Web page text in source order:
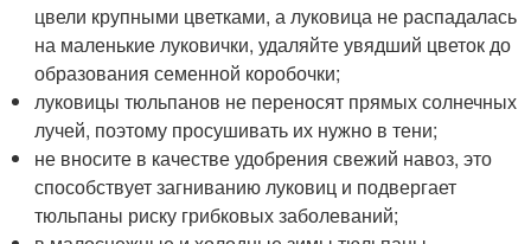
цвели крупными цветками, а луковица не распадалась
на маленькие луковички, удаляйте увядший цветок до
образования семенной коробочки;
луковицы тюльпанов не переносят прямых солнечных
лучей, поэтому просушивать их нужно в тени;
не вносите в качестве удобрения свежий навоз, это
способствует загниванию луковиц и подвергает
тюльпаны риску грибковых заболеваний;